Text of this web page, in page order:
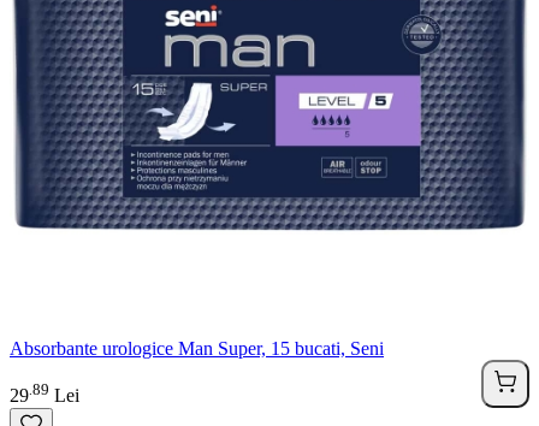
Absorbante urologice Man Super, 15 bucati, Seni
29 89 Lei